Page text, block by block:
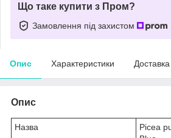
Що таке купити з Пром?
Замовлення під захистом
Опис Характеристики Доставка
Опис
Назва
Picea